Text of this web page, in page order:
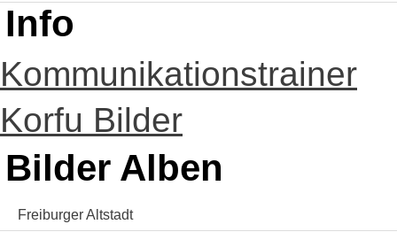
Info
Kommunikationstrainer
Korfu Bilder
Bilder Alben
Freiburger Altstadt